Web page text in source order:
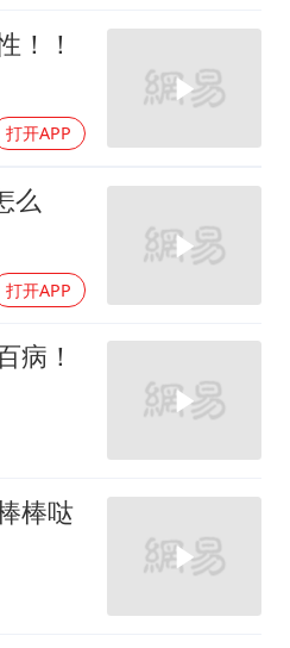
！！
打开APP
么
打开APP
病！
棒哒